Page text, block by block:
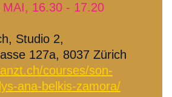
MAI, 16.30 - 17.20
Studio 2,
127a, 8037 Zürich
courses/son-
ana-belkis-zamora/